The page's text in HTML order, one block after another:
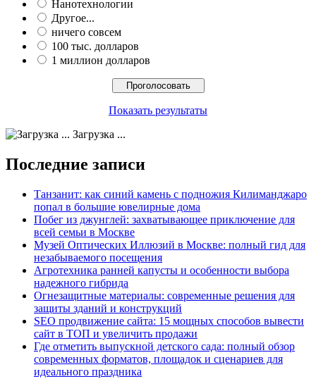
Нанотехнологии
Другое...
ничего совсем
100 тыс. долларов
1 миллион долларов
Показать результаты
Загрузка ...
Последние записи
Танзанит: как синий камень с подножия Килиманджаро
попал в большие ювелирные дома
Побег из джунглей: захватывающее приключение для
всей семьи в Москве
Музей Оптических Иллюзий в Москве: полный гид для
незабываемого посещения
Агротехника ранней капусты и особенности выбора
надежного гибрида
Огнезащитные материалы: современные решения для
защиты зданий и конструкций
SEO продвижение сайта: 15 мощных способов вывести
сайт в ТОП и увеличить продажи
Где отметить выпускной детского сада: полный обзор
современных форматов, площадок и сценариев для
идеального праздника